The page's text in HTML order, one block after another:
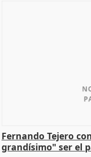
Fernando Tejero
grandísimo" ser el